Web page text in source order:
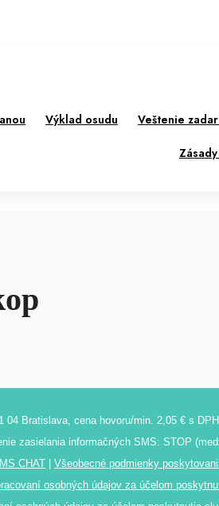
Výklad osudu Veštenie
Bratislava, cena hovoru/min. 2,05 € s
zasielania informačných SMS: STOP
CHAT | Všeobecné podmienky
osobných údajov za účelom